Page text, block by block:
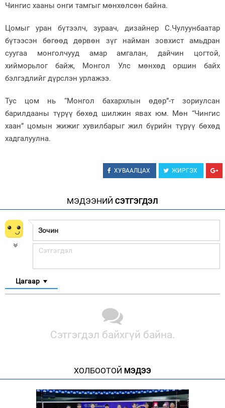
Чингис хааны онги тамгыг мөнхөлсөн байна.
Цомыг уран бүтээлч, зураач, дизайнер С.Чулуунбаатар
бүтээсэн бөгөөд дөрвөн зүг найман зовхист амьдран
суугаа монголчууд амар амгалан, дайчин цогтой,
хийморьлог байж, Монгол Улс мөнхөд оршин байх
бэлгэдлийг дүрслэн урлажээ.
Тус цом нь “Монгол бахархлын өдөр”-т зориулсан
барилдааны түрүү бөхөд шилжин явах юм. Мөн “Чингис
хаан” цомын жижиг хувилбарыг жил бүрийн түрүү бөхөд
хадгалуулна.
ХУВААЛЦАХ ЖИРГЭХ
МЭДЭЭНИЙ СЭТГЭГДЭЛ
Цагаар
Сэтгэгдэл байхгүй байна.
ХОЛБООТОЙ МЭДЭЭ